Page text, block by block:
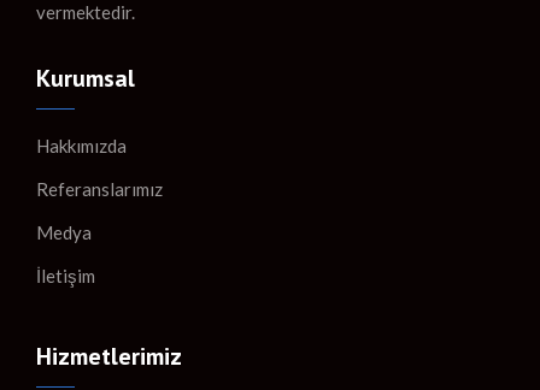
vermektedir.
Kurumsal
Hakkımızda
Referanslarımız
Medya
İletişim
Hizmetlerimiz